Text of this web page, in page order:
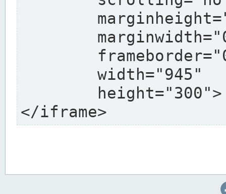
</iframe>